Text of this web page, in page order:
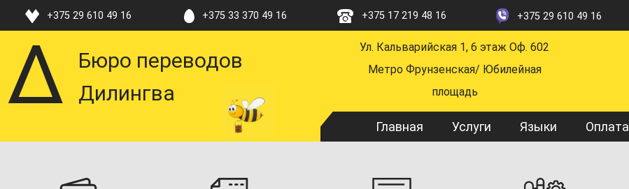
Перейти
основному
содержанию
+375 29 610 49 16 +375 33 370 49 16 +375 17 219 48 16 +375 29 610 49 16
Бюро переводов
Дилингва
Ул. Кальварийская 1, 6 этаж Оф. 602
Метро Фрунзенская/ Юбилейная
площадь
Main
Главная Услуги Языки Оплата